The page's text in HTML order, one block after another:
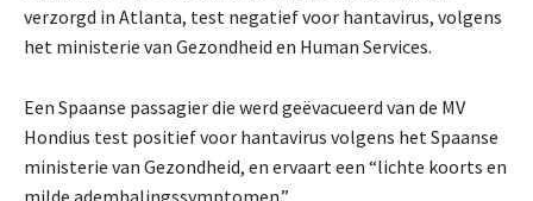
verzorgd in Atlanta, test negatief voor hantavirus, volgens
het ministerie van Gezondheid en Human Services.
Een Spaanse passagier die werd geëvacueerd van de MV
Hondius test positief voor hantavirus volgens het Spaanse
ministerie van Gezondheid, en ervaart een “lichte koorts en
milde ademhalingssymptomen.”